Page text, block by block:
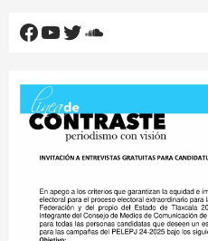
Facebook
YouTube
Twitter
SoundCloud